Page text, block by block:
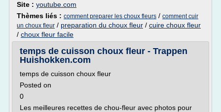
Site : youtube.com
Thèmes liés : comment preparer les choux fleurs / comment cuir
un choux fleur / preparation du choux fleur / cuire choux fleur
/ choux fleur facile
temps de cuisson choux fleur - Trappen
Huishokken.com
temps de cuisson choux fleur
Posted on
0
Les meilleures recettes de chou-fleur avec photos pour